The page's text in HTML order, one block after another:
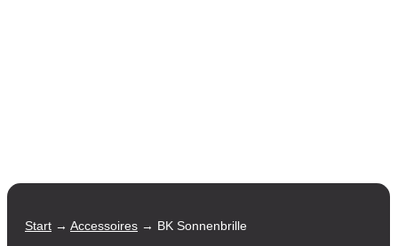
Start → Accessoires → BK Sonnenbrille